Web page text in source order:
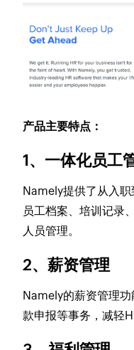
产品主要特点：
1、一体化员工
Namely提供了从入
员工档案、培训记录
人员管理。
2、薪资管理
Namely的薪资管理
款申报等事务，减轻